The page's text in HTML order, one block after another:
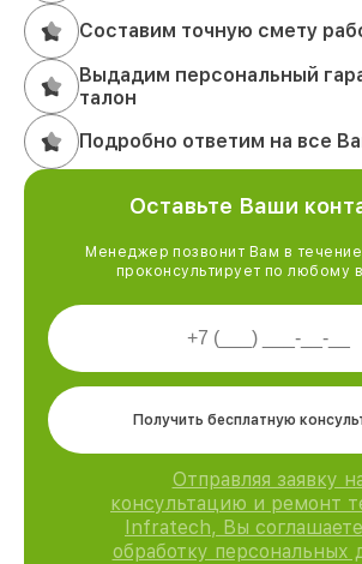
Составим точную смету
Выдадим персональный
талон
Подробно ответим на все
Оставьте Ваши
Менеджер позвонит Вам в течение
проконсультирует по любому
Получить бесплатную
Отправляя заявку
консультацию и ремонт
Infratech, Вы
обработку персональных